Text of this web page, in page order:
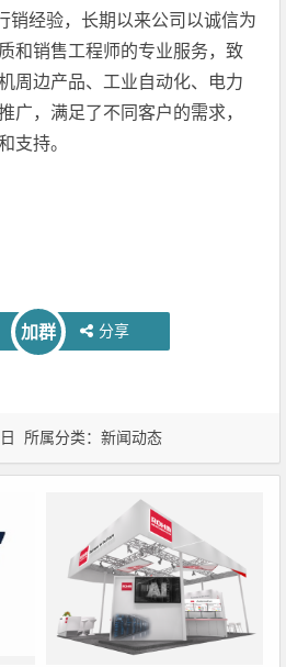
销经验，长期以来公司以诚信为
和销售工程师的专业服务，致
周边产品、工业自动化、电力
广，满足了不同客户的需求，
支持。
加群 分享
所属分类：新闻动态